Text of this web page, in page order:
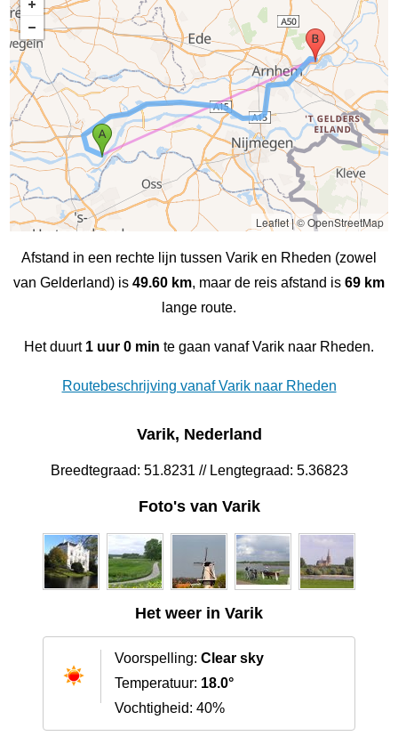
Leaflet|© OpenStreetMap
Afstand in een rechte lijn tussen Varik en Rheden (zowel
van Gelderland) is 49.60 km, maar de reis afstand is 69 km
lange route.
Het duurt 1 uur 0 min te gaan vanaf Varik naar Rheden.
Routebeschrijving vanaf Varik naar Rheden
Varik, Nederland
Breedtegraad: 51.8231 // Lengtegraad: 5.36823
Foto's van Varik
Het weer in Varik
Voorspelling: Clear sky
Temperatuur: 18.0°
Vochtigheid: 40%